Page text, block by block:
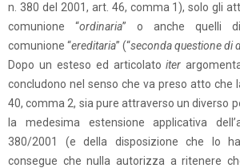
n. 380 del 2001, art. 46, comma 1), solo gli
comunione “ordinaria” o anche quelli di
comunione “ereditaria” (“seconda questione di
Dopo un esteso ed articolato iter
concludono nel senso che va preso atto che
40, comma 2, sia pure attraverso un diverso
la medesima estensione applicativa
380/2001 (e della disposizione che lo
consegue che nulla autorizza a ritenere